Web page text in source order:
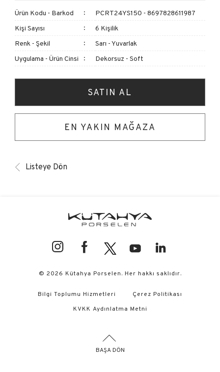
Ürün Kodu - Barkod
PCRT24YS150 - 8697828611987
Kişi Sayısı
6 Kişilik
Renk - Şekil
Sarı - Yuvarlak
Uygulama - Ürün Cinsi
Dekorsuz - Soft
SATIN AL
EN YAKIN MAĞAZA
Listeye Dön
© 2026 Kütahya Porselen. Her hakkı saklıdır.
Bilgi Toplumu Hizmetleri
Çerez Politikası
KVKK Aydınlatma Metni
BAŞA DÖN